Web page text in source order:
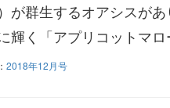
が群生するオアシスが
輝く「アプリコットマ
2018年12月号